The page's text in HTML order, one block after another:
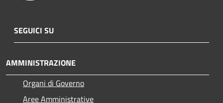
SEGUICI SU
AMMINISTRAZIONE
Organi di Governo
Aree Amministrative